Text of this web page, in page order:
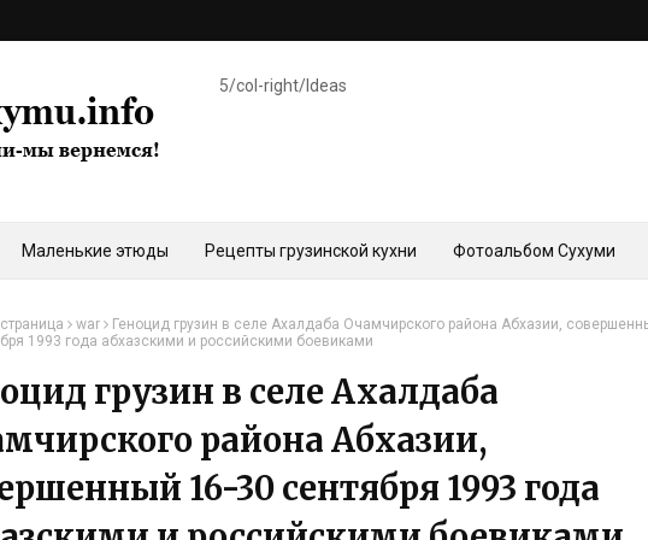
5/col-right/Ideas
Маленькие этюды Рецепты грузинской кухни Фотоальбом Сухуми
war
Геноцид грузин в селе Ахалдаба Очамчирского района Абхазии,
1993 года абхазскими и российскими боевиками
грузин в селе Ахалдаба
района Абхазии,
16-30 сентября 1993 года